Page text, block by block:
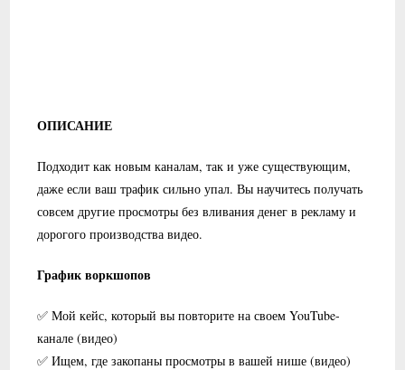
ОПИСАНИЕ
Подходит как новым каналам, так и уже существующим,
даже если ваш трафик сильно упал. Вы научитесь получать
совсем другие просмотры без вливания денег в рекламу и
дорогого производства видео.
График воркшопов
✅ Мой кейс, который вы повторите на своем YouTube-
канале (видео)
✅ Ищем, где закопаны просмотры в вашей нише (видео)